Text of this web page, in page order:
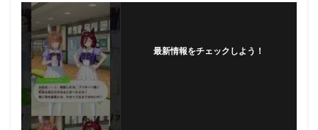
最新情報をチェックしよう！